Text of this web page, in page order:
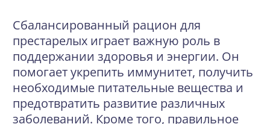
Сбалансированный рацион для
престарелых играет важную роль в
поддержании здоровья и энергии. Он
помогает укрепить иммунитет, получить
необходимые питательные вещества и
предотвратить развитие различных
заболеваний. Кроме того, правильное